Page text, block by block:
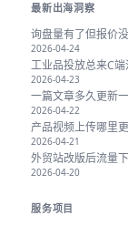
最新出海洞察
询盘量有了但报价
2026-04-24
工业品投放总来C
2026-04-23
一篇文章多久更新
2026-04-22
产品视频上传哪里
2026-04-21
外贸站改版后流量
2026-04-20
服务项目